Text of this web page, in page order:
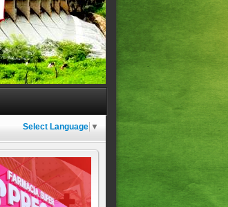
Select Language ▼